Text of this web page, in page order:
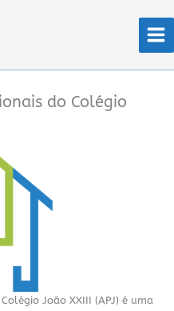
do Colégio
João XXIII (APJ) é uma